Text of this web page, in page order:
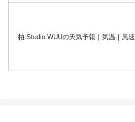
柏 Studio WUUの天気予報｜気温｜風速